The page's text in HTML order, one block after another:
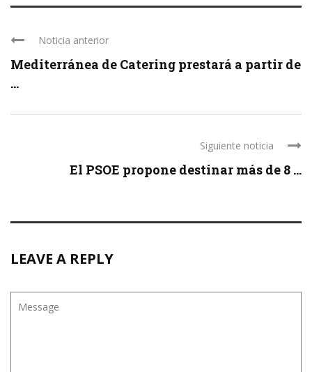
Noticia anterior
Mediterránea de Catering prestará a partir de
...
Siguiente noticia
El PSOE propone destinar más de 8 ...
LEAVE A REPLY